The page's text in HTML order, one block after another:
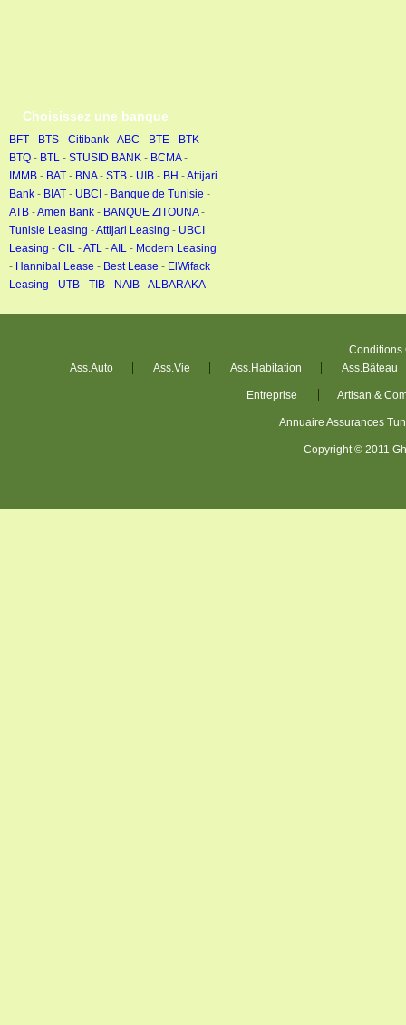
Choisissez une banque
BFT - BTS - Citibank -ABC - BTE - BTK -
BTQ - BTL - STUSID BANK - BCMA-
IMMB - BAT - BNA- STB - UIB - BH -Attijari
Bank - BIAT - UBCI - Banque de Tunisie -
ATB -Amen Bank - BANQUE ZITOUNA-
Tunisie Leasing -Attijari Leasing - UBCI
Leasing - CIL -ATL -AIL - Modern Leasing
- Hannibal Lease - Best Lease - ElWifack
Leasing - UTB - TIB - NAIB -ALBARAKA
Conditions
Ass.Auto
Ass.Vie Ass.Habitation Ass.Bâteau
Entreprise Artisan &
Annuaire Assurances
Copyright © 2011